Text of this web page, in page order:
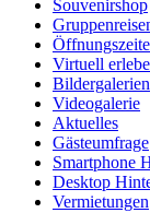
Souvenirshop
Virtuell
Bildergalerien
Videogalerie
Aktuelles
Gästeumfrage
Smartphone
Desktop
Vermietungen